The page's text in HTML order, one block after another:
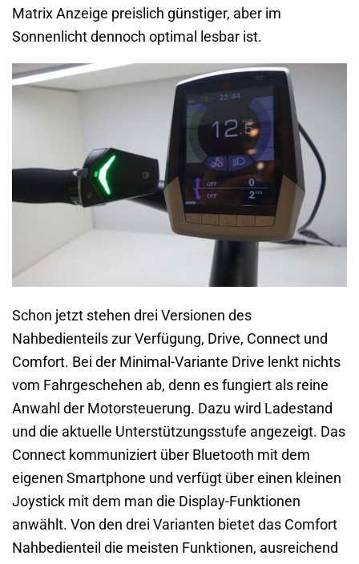
Matrix Anzeige preislich günstiger, aber im
Sonnenlicht dennoch optimal lesbar ist.
Schon jetzt stehen drei Versionen des
Nahbedienteils zur Verfügung, Drive, Connect und
Comfort. Bei der Minimal-Variante Drive lenkt nichts
vom Fahrgeschehen ab, denn es fungiert als reine
Anwahl der Motorsteuerung. Dazu wird Ladestand
und die aktuelle Unterstützungsstufe angezeigt. Das
Connect kommuniziert über Bluetooth mit dem
eigenen Smartphone und verfügt über einen kleinen
Joystick mit dem man die Display-Funktionen
anwählt. Von den drei Varianten bietet das Comfort
Nahbedienteil die meisten Funktionen, ausreichend